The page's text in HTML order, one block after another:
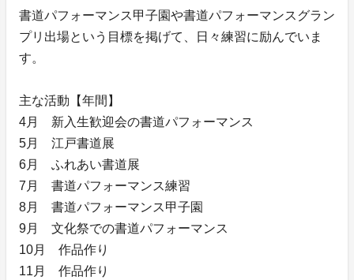
書道パフォーマンス甲子園や書道パフォーマンスグラン
プリ出場という目標を掲げて、日々練習に励んでいま
す。
主な活動【年間】
4月 新入生歓迎会の書道パフォーマンス
5月 江戸書道展
6月 ふれあい書道展
7月 書道パフォーマンス練習
8月 書道パフォーマンス甲子園
9月 文化祭での書道パフォーマンス
10月 作品作り
11月 作品作り